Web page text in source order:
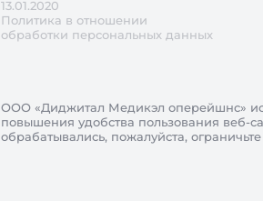
13.01.2020
Политика в отношении
обработки персональных данных
ООО «Диджитал Медикэл оперейшнс»
повышения удобства пользования веб-
обрабатывались, пожалуйста,